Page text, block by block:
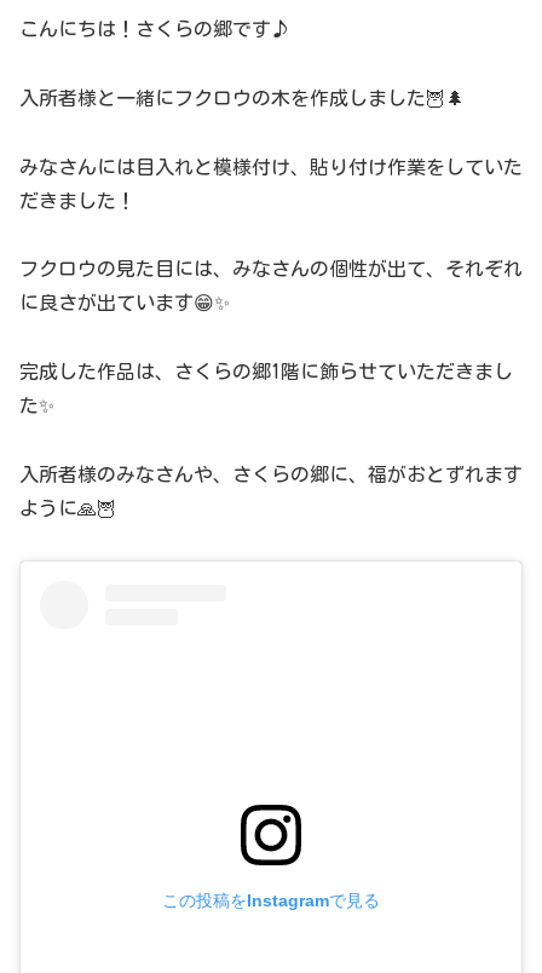
こんにちは！さくらの郷です♪
入所者様と一緒にフクロウの木を作成しました🦉🌲
みなさんには目入れと模様付け、貼り付け作業をしていた
だきました！
フクロウの見た目には、みなさんの個性が出て、それぞれ
に良さが出ています😁✨
完成した作品は、さくらの郷1階に飾らせていただきまし
た✨
入所者様のみなさんや、さくらの郷に、福がおとずれます
ように🙏🦉
この投稿をInstagramで見る